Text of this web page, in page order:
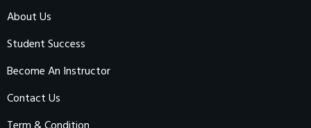
About Us
Student Success
Become An Instructor
Contact Us